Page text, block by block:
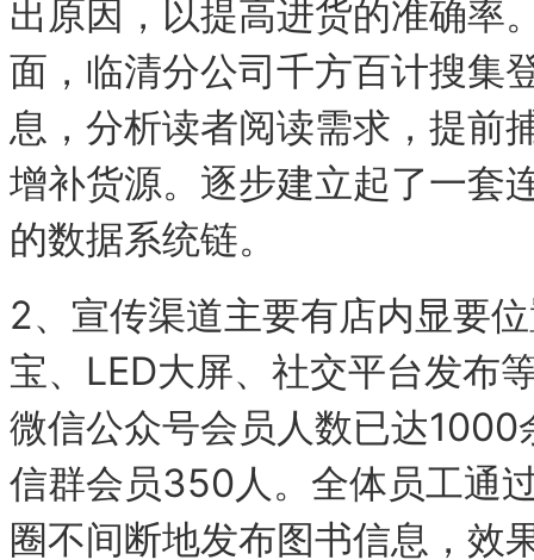
出原因，以提高进货的准确率
面，临清分公司千方百计搜集
息，分析读者阅读需求，提前
增补货源。逐步建立起了一套
的数据系统链。
2、宣传渠道主要有店内显要
宝、LED大屏、社交平台发布
微信公众号会员人数已达1000
信群会员350人。全体员工通
圈不间断地发布图书信息，效